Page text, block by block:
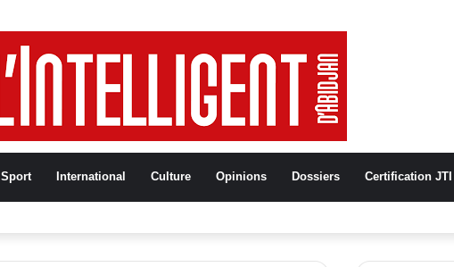
Sport International Culture Opinions Dossiers Certification JTI
rend hommage aux femmes de Morondo